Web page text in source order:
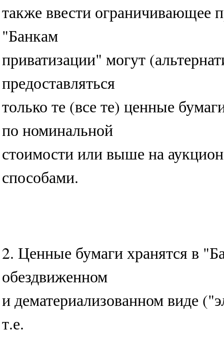
также ввести ограничивающее
"Банкам
приватизации" могут
предоставляться
только те (все те) ценные
по номинальной
стоимости или выше на
способами.
2. Ценные бумаги хранятся в
обездвиженном
и дематериализованном виде
т.е.